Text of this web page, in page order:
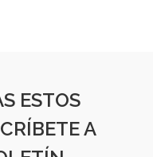
ESTOS
A